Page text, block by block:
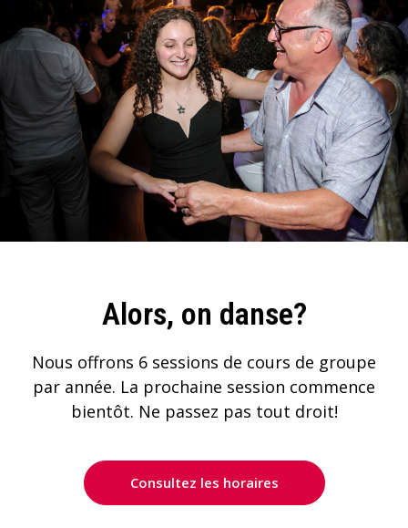
Alors, on danse?
Nous offrons 6 sessions de cours de groupe
par année. La prochaine session commence
bientôt. Ne passez pas tout droit!
Consultez les horaires